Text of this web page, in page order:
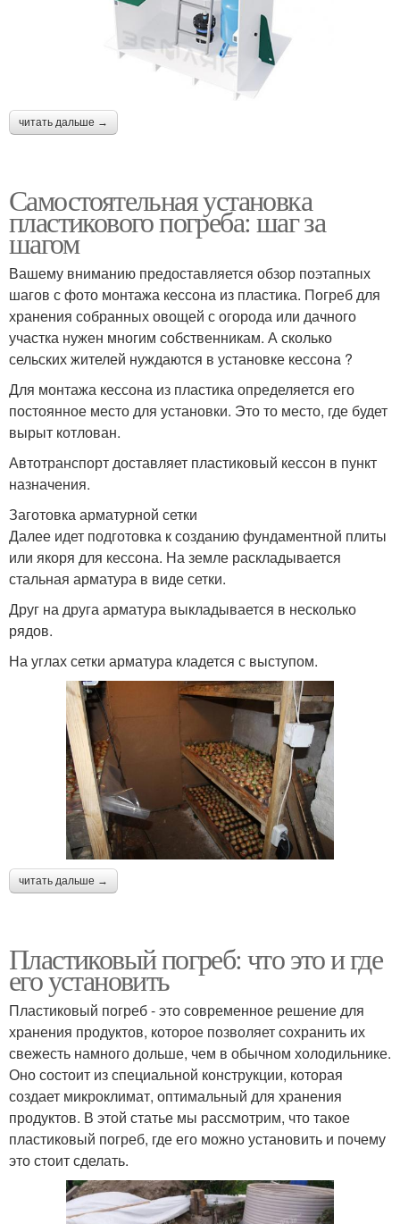
читать дальше →
Самостоятельная установка
пластикового погреба: шаг за
шагом
Вашему вниманию предоставляется обзор поэтапных
шагов с фото монтажа кессона из пластика. Погреб для
хранения собранных овощей с огорода или дачного
участка нужен многим собственникам. А сколько
сельских жителей нуждаются в установке кессона ?
Для монтажа кессона из пластика определяется его
постоянное место для установки. Это то место, где будет
вырыт котлован.
Автотранспорт доставляет пластиковый кессон в пункт
назначения.
Заготовка арматурной сетки
Далее идет подготовка к созданию фундаментной плиты
или якоря для кессона. На земле раскладывается
стальная арматура в виде сетки.
Друг на друга арматура выкладывается в несколько
рядов.
На углах сетки арматура кладется с выступом.
читать дальше →
Пластиковый погреб: что это и где
его установить
Пластиковый погреб - это современное решение для
хранения продуктов, которое позволяет сохранить их
свежесть намного дольше, чем в обычном холодильнике.
Оно состоит из специальной конструкции, которая
создает микроклимат, оптимальный для хранения
продуктов. В этой статье мы рассмотрим, что такое
пластиковый погреб, где его можно установить и почему
это стоит сделать.